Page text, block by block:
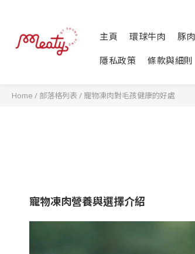
主頁 環球牛肉 豚肉
隱私政策 條款與細則
Home / 部落格列表 / 寵物凍肉對毛孩健康的好處
寵物凍肉營養與選擇介紹